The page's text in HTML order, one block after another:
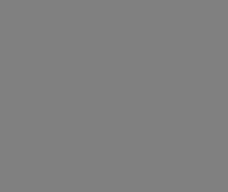
奶说要来帮父亲作战，奶奶脸一沉，说他
规矩也不懂，去了给你爹爹添麻烦不说，惹
和张宪大哥打个平手，父亲制定的军法他